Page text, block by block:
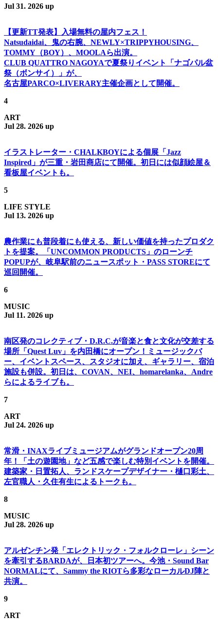
Jul 31. 2026 up
【更新TT発表】入場無料の屋内フェス！
Natsudaidai、鬼の右腕、NEWLY×TRIPPYHOUSING、
TOMMY（BOY）、MOOLAら出演。
CLUB QUATTRO NAGOYAで夏祭りイベント「ナゴパル盆
祭（ボンサイ）」が、
名古屋PARCO×LIVERARY主催企画として開催。
4
ART
Jul 28. 2026 up
イラストレーター・CHALKBOYによる個展「Jazz
Inspired」が三重・岩田商店にて開催。初日には似顔絵屋＆
看板屋イベントも。
5
LIFE STYLE
Jul 13. 2026 up
農作業にも普段着にも使える、新しい価値を持ったプロダク
トを提案。「UNCOMMON PRODUCTS」のローンチ
POPUPが、岐阜駅前のニュースポット・PASS STOREにて
巡回開催。
6
MUSIC
Jul 11. 2026 up
南区発のコレクティブ・D.R.C.が⾳楽と⾷と⽂化が交差する
場所「Quest Luv」を内田橋にオープン！ミュージックバ
ー、イベントスペース、スタジオに加え、ギャラリー、宿泊
施設も併設。初日は、COVAN、NEI、homarelanka、Andre
らによるライブも。
7
ART
Jul 24. 2026 up
常滑・INAXライブミュージアムがグランドオープン20周
年！「土の遊園地」など五感で楽しむ特別イベントを開催。
建築家・日置拓人、ランドスケープデザイナー・樋口彩土、
左官職人・久住有生によるトークも。
8
MUSIC
Jul 28. 2026 up
アルゼンチン発「エレクトリック・フォルクローレ」シーン
を牽引するBARDAが、日本初ツアーへ。今池・Sound Bar
NORMALにて、Sammy the RIOTら多彩なローカルDJ陣と
共演。
9
ART